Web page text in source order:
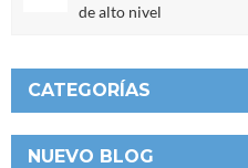
de alto nivel
CATEGORÍAS
NUEVO BLOG